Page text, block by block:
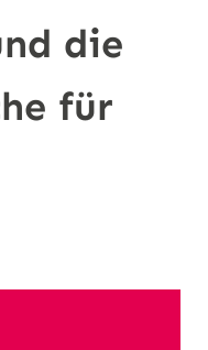
die
für